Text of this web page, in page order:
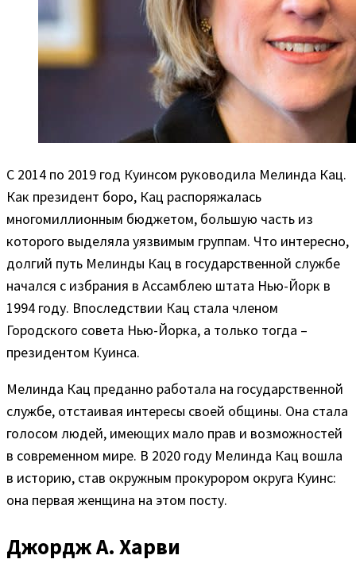
С 2014 по 2019 год Куинсом руководила Мелинда Кац.
Как президент боро, Кац распоряжалась
многомиллионным бюджетом, большую часть из
которого выделяла уязвимым группам. Что интересно,
долгий путь Мелинды Кац в государственной службе
начался с избрания в Ассамблею штата Нью-Йорк в
1994 году. Впоследствии Кац стала членом
Городского совета Нью-Йорка, а только тогда –
президентом Куинса.
Мелинда Кац преданно работала на государственной
службе, отстаивая интересы своей общины. Она стала
голосом людей, имеющих мало прав и возможностей
в современном мире. В 2020 году Мелинда Кац вошла
в историю, став окружным прокурором округа Куинс:
она первая женщина на этом посту.
Джордж А. Харви